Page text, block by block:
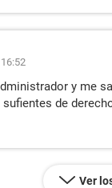
y me
de
Ver